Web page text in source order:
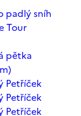
padlý sníh
Tour
pětka
Petříček
Petříček
Petříček